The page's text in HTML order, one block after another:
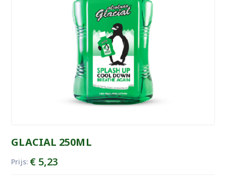
GLACIAL 250ML
Prijs: €5,23